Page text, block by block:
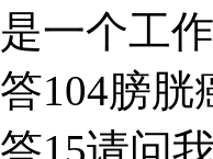
是一个工
答104膀
答15请问